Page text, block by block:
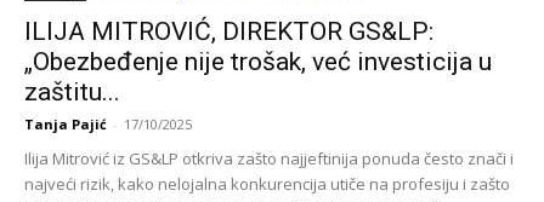
ILIJA MITROVIĆ, DIREKTOR GS&LP:
„Obezbeđenje nije trošak, već investicija u
zaštitu...
Tanja Pajić - 17/10/2025
Ilija Mitrović iz GS&LP otkriva zašto najjeftinija ponuda često znači i
najveći rizik, kako nelojalna konkurencija utiče na profesiju i zašto